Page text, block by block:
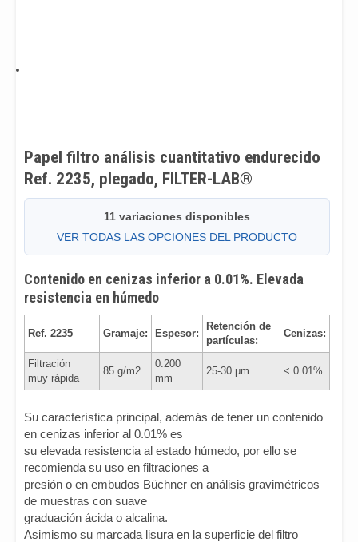
Papel filtro análisis cuantitativo endurecido
Ref. 2235, plegado, FILTER-LAB®
11 variaciones disponibles
VER TODAS LAS OPCIONES DEL PRODUCTO
Contenido en cenizas inferior a 0.01%. Elevada
resistencia en húmedo
Ref. 2235 Gramaje: Espesor:
Retención de
partículas:
Cenizas:
Filtración
muy rápida
85 g/m2
0.200
mm
25-30 μm < 0.01%
Su característica principal, además de tener un contenido
en cenizas inferior al 0.01% es
su elevada resistencia al estado húmedo, por ello se
recomienda su uso en filtraciones a
presión o en embudos Büchner en análisis gravimétricos
de muestras con suave
graduación ácida o alcalina.
Asimismo su marcada lisura en la superficie del filtro